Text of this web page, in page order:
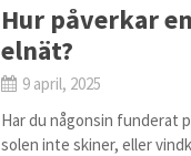
Hur påverkar
elnät?
9 april, 2025
Har du någonsin funderat
solen inte skiner, eller